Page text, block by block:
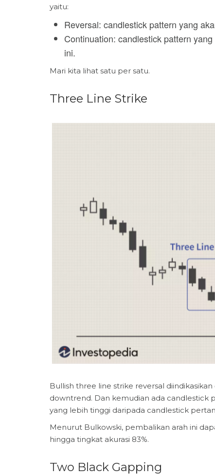
yaitu:
Reversal: candlestick pattern yang
Continuation: candlestick pattern
ini.
Mari kita lihat satu per satu.
Three Line Strike
Bullish three line strike reversal
downtrend. Dan kemudian ada
yang lebih tinggi daripada candlestick
Menurut Bulkowski, pembalikan arah ini
hingga tingkat akurasi 83%.
Two Black Gapping